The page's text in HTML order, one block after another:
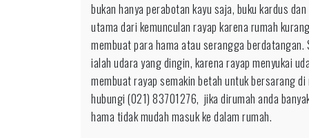
bukan hanya perabotan kayu saja, buku kardus
utama dari kemunculan rayap karena rumah
membuat para hama atau serangga
ialah udara yang dingin, karena rayap menyukai
membuat rayap semakin betah untuk bersarang
hubungi (021) 83701276, jika dirumah anda
hama tidak mudah masuk ke dalam rumah.